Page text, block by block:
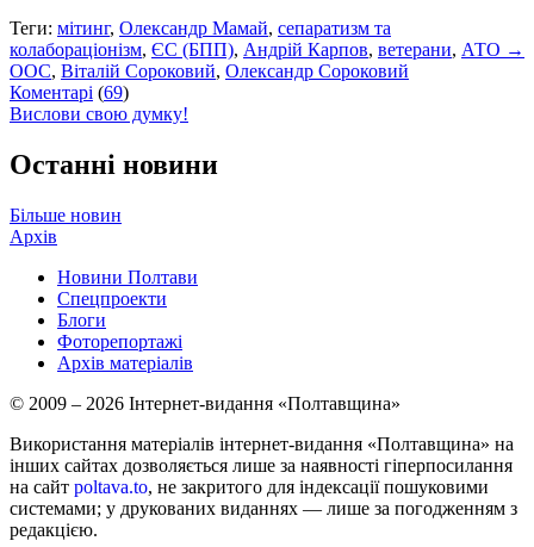
Теги: мітинг, Олександр Мамай, сепаратизм та
колабораціонізм, ЄС (БПП), Андрій Карпов, ветерани, АТО →
ООС, Віталій Сороковий, Олександр Сороковий
Коментарі (69)
Вислови свою думку!
Останні новини
Більше новин
Архів
Новини Полтави
Спецпроекти
Блоги
Фоторепортажі
Архів матеріалів
© 2009 – 2026 Інтернет-видання «Полтавщина»
Використання матеріалів інтернет-видання «Полтавщина» на
інших сайтах дозволяється лише за наявності гіперпосилання
на сайт poltava.to, не закритого для індексації пошуковими
системами; у друкованих виданнях — лише за погодженням з
редакцією.